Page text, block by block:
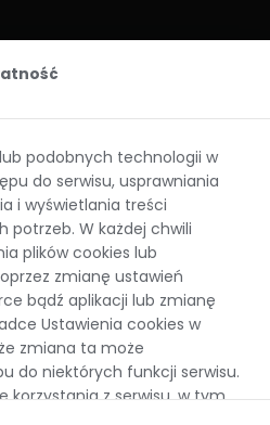
podobnych technologii w
do serwisu, usprawniania
i wyświetlania treści
potrzeb. W każdej chwili
plików cookies lub
zmianę ustawień
bądź aplikacji lub zmianę
Ustawienia cookies w
zmiana ta może
do niektórych funkcji serwisu.
korzystania z serwisu, w tym